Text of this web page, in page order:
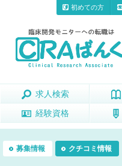
初めての方
求人検索
求人検索
経験資格
経験資格
募集情報 クチコミ情報